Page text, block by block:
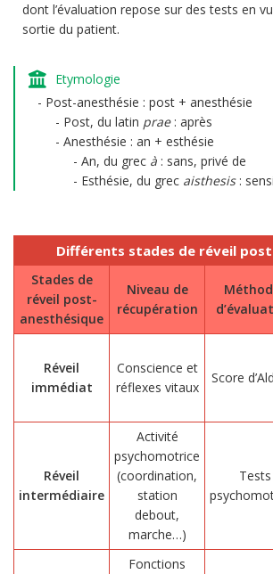
dont l’évaluation repose sur des tests en
sortie du patient.
Etymologie
Post-anesthésie : post + anesthésie
Post, du latin prae: après
Anesthésie : an + esthésie
An, du grec à : sans, privé de
Esthésie, du grec aisthesis:
Différents stades de réveil
Stades de
réveil post-
anesthésique
Niveau de
récupération
Réveil
immédiat
Conscience et
réflexes vitaux
Score
Réveil
intermédiaire
Activité
psychomotrice
(coordination,
station
debout,
marche…)
Tests
Fonctions